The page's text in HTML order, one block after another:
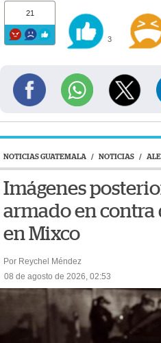
21
3
NOTICIAS GUATEMALA / NOTICIAS /
Imágenes
armado en contra
en Mixco
Por Reychel Méndez
08 de agosto de 2026, 02:53